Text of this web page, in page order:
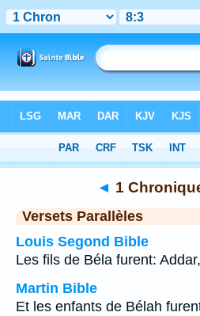
>Chapitre 8 > Verset 3
◄ 1
Versets Parallèles
Louis Segond Bible
Les fils de Béla furent:
Martin Bible
Et les enfants de Bélah